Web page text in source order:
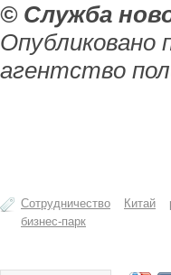
© Служба
Опубликовано
агентство
Сотрудничество Китай
бизнес-парк